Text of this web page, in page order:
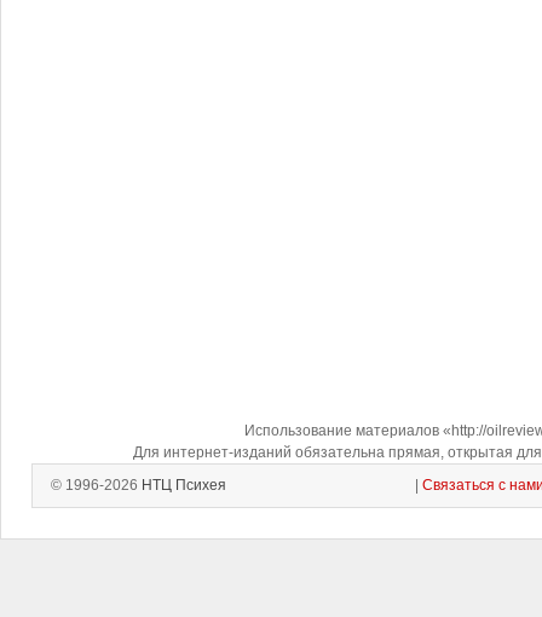
Использование материалов «http://
Для интернет-изданий обязательна прямая, открытая
© 1996-2026 НТЦ Психея Связаться с